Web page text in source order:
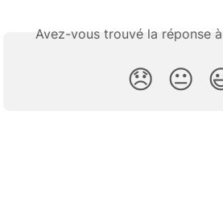
Avez-vous trouvé la réponse
😞 😐